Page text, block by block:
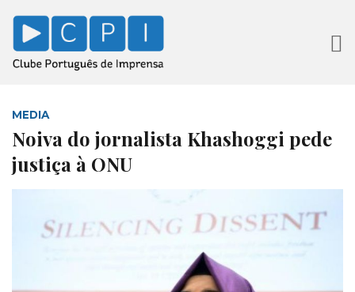
MEDIA
Noiva do jornalista Khashoggi pede
justiça à ONU